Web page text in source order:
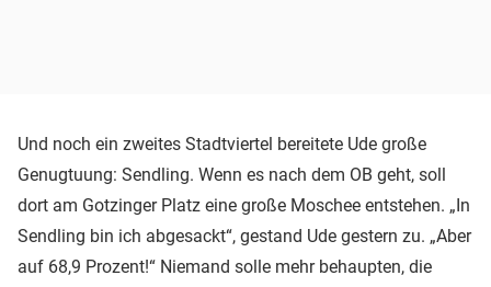
Und noch ein zweites Stadtviertel bereitete Ude große
Genugtuung: Sendling. Wenn es nach dem OB geht, soll
dort am Gotzinger Platz eine große Moschee entstehen. „In
Sendling bin ich abgesackt“, gestand Ude gestern zu. „Aber
auf 68,9 Prozent!“ Niemand solle mehr behaupten, die